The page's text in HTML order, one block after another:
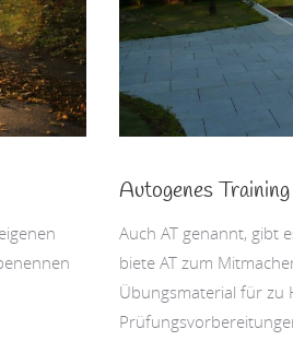
Autogenes Training
Auch AT genannt, gibt
biete AT zum
Übungsmaterial für zu